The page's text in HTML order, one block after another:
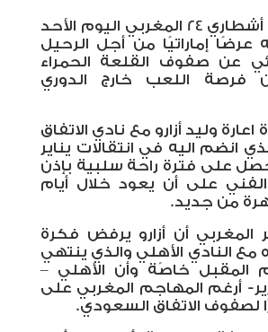
وذكر موقع أشطاري 24 المغربي اليوم الأحد
عرضًا إماراتيًا من أجل الرحيل
عن صفوف القلعة الحمراء
فرصة اللعب خارج الدوري
وليد أزارو مع نادي الاتفاق
انضم اليه في انتقالات يناير
على فترة راحة سلبية بإذن
على أن يعود خلال أيام
من جديد.
المغربي أن أزارو يرفض فكرة
مع النادي الأهلي والذي ينتهي
المقبل خاصًة وأن الأهلي –
أرغم المهاجم المغربي على
لصفوف الاتفاق السعودي.